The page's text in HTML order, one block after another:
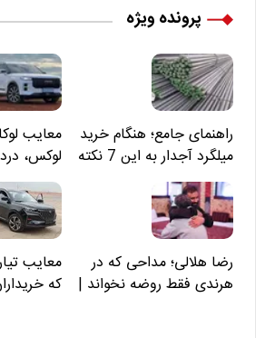
پرونده ویژه
راهنمای جامع؛ هنگام خرید
میلگرد آجدار به این 7 نکته
توجه کنید
لوکس،
رضا هلالی؛ مداحی که در
هرندی فقط روضه نخواند |
که